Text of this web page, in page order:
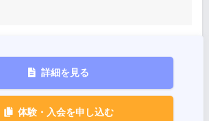
詳細を見る
体験・入会を申し込む